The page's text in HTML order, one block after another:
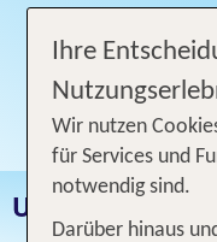
URLAUB AB
Ihre
Wir nutzen
für Services und
notwendig sind.
Darüber hinaus